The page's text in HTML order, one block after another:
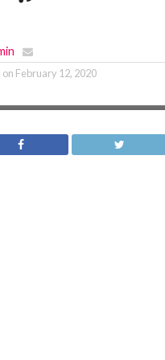
on February 12, 2020